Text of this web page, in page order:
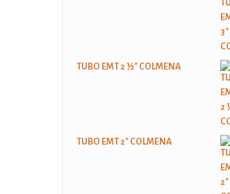
TUBO EMT 2 ½" COLMENA
TUBO EMT 2" COLMENA